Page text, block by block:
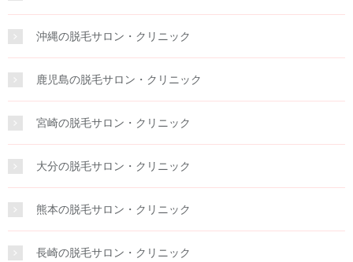
沖縄の脱毛サロン・クリニック
鹿児島の脱毛サロン・クリニック
宮崎の脱毛サロン・クリニック
大分の脱毛サロン・クリニック
熊本の脱毛サロン・クリニック
長崎の脱毛サロン・クリニック